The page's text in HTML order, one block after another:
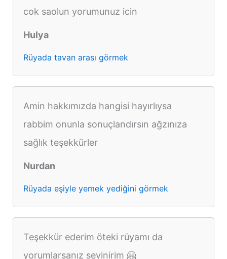
cok saolun yorumunuz icin
Hulya
Rüyada tavan arası görmek
Amin hakkımızda hangisi hayırlıysa
rabbim onunla sonuçlandırsın ağzınıza
sağlık teşekkürler
Nurdan
Rüyada eşiyle yemek yediğini görmek
Teşekkür ederim öteki rüyamı da
yorumlarsanız sevinirim 🤗